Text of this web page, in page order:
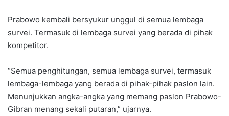
Prabowo kembali bersyukur unggul di semua lembaga
survei. Termasuk di lembaga survei yang berada di pihak
kompetitor.
“Semua penghitungan, semua lembaga survei, termasuk
lembaga-lembaga yang berada di pihak-pihak paslon lain.
Menunjukkan angka-angka yang memang paslon Prabowo-
Gibran menang sekali putaran,” ujarnya.